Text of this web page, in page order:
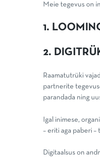
Meie tegevus on
1.
2.
Raamatutrüki
partnerite
parandada ning
Igal inimese,
– eriti aga paberi
Digitaalsus on